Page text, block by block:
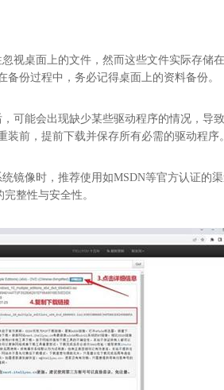
视桌面上的文件，然而这些文件实际存储
份过程中，务必记得桌面上的资料备份。
可能会出现缺少某些驱动程序的情况，导
前，提前下载并保存所有必需的驱动程序。
镜像时，推荐使用如MSDN等官方认证的
整性与安全性。